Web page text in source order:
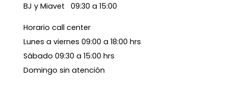
BJ y Miavet 09:30 a 15:00
Horario call center
Lunes a viernes 09:00 a 18:00 hrs
Sábado 09:30 a 15:00 hrs
Domingo sin atención